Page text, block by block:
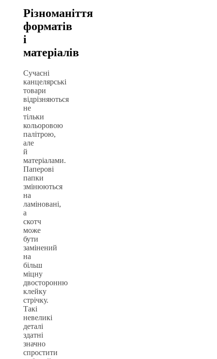
Різноманіття
форматів
і
матеріалів
Сучасні
канцелярські
товари
відрізняються
не
тільки
кольоровою
палітрою,
але
й
матеріалами.
Паперові
папки
змінюються
на
ламіновані,
а
скотч
може
бути
замінений
на
більш
міцну
двосторонню
клейку
стрічку.
Такі
невеликі
деталі
здатні
значно
спростити